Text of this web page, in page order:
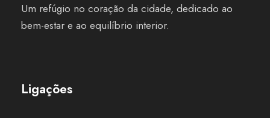
Um refúgio no coração da cidade, dedicado ao
bem-estar e ao equilíbrio interior.
Ligações